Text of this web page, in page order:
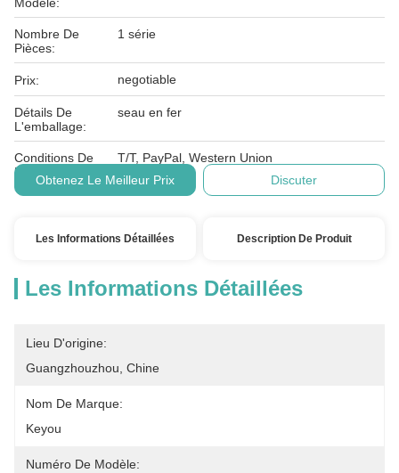
Nombre De
Pièces:
1 série
Prix: negotiable
Détails De
L'emballage:
seau en fer
Conditions De
Paiement:
T/T, PayPal, Western Union
Obtenez Le Meilleur Prix
Discuter
Les Informations Détaillées Description De Produit
Les Informations Détaillées
Lieu D'origine:
Guangzhouzhou, Chine
Nom De Marque:
Keyou
Numéro De Modèle: